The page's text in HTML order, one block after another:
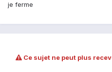
je ferme
Ce sujet ne peut plus